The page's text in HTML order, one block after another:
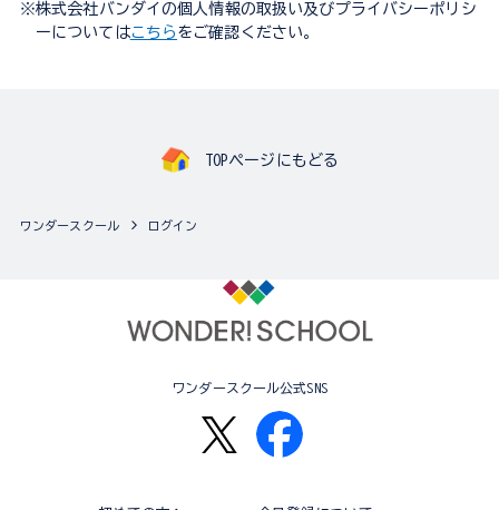
※株式会社バンダイの個人情報の取扱い及びプライバシーポリシ
ーについてはこちら をご確認ください。
TOPページにもどる
ワンダースクール ログイン
ワンダースクール公式SNS